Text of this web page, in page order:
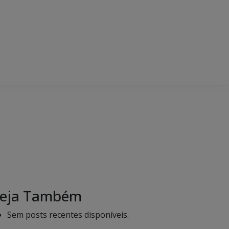
Também
Sem posts recentes disponíveis.